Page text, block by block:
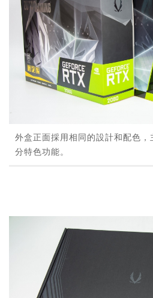
外盒正面採用相同的設計和配色
分特色功能。